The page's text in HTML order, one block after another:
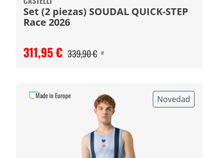
Set (2 piezas) SOUDAL QUICK-STEP
Race 2026
311,95 € 339,90 € #
Novedad
Made in Europe